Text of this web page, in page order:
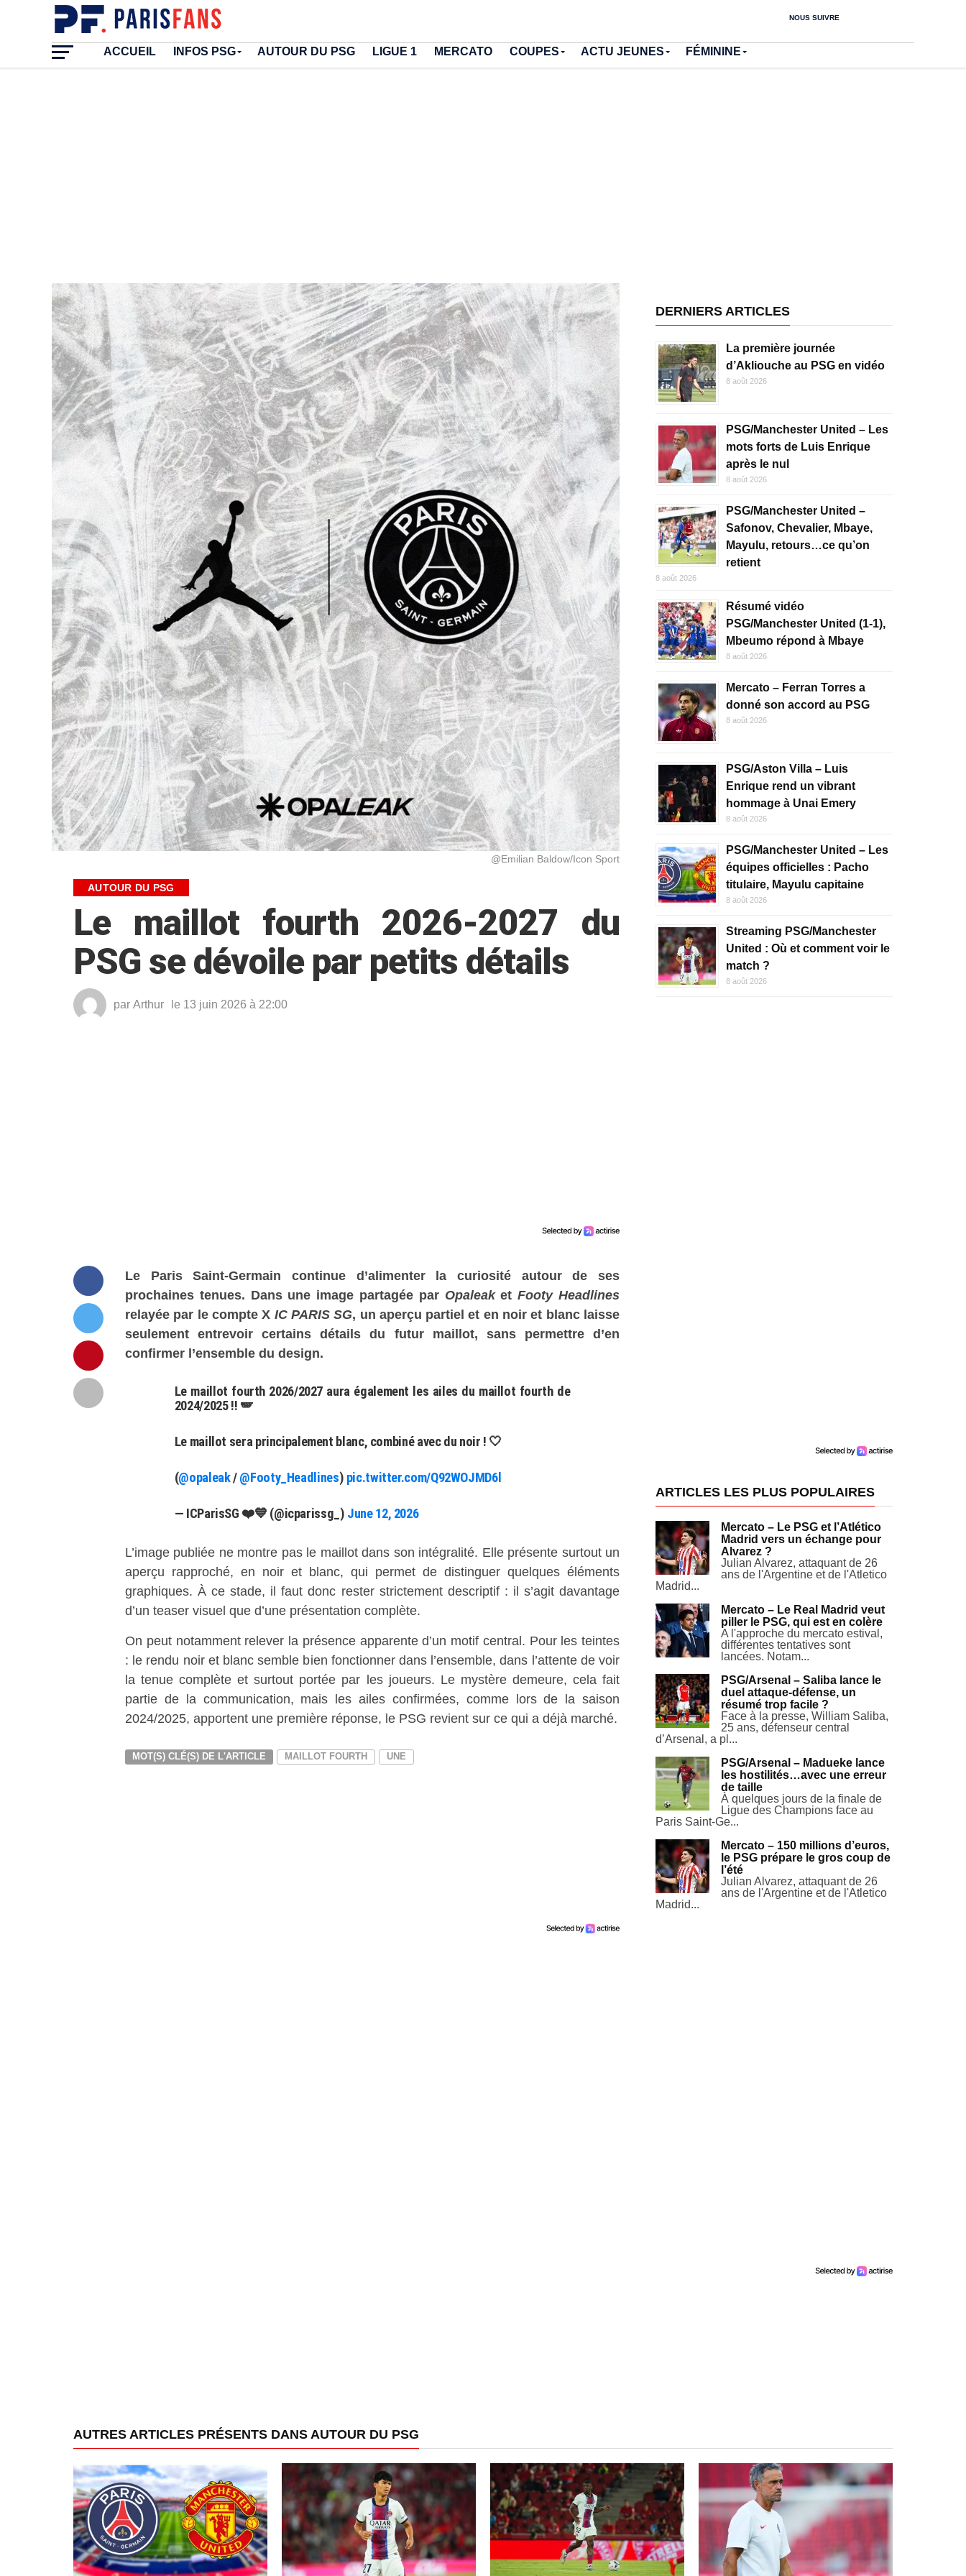
NOUS SUIVRE
ACCUEIL INFOS PSG AUTOUR DU PSG LIGUE 1 MERCATO COUPES ACTU JEUNES FÉMININE
@Emilian Baldow/Icon Sport
AUTOUR DU PSG
Le maillot fourth 2026-2027 du
PSG se dévoile par petits détails
par Arthur le 13 juin 2026 à 22:00
Le Paris Saint-Germain continue d’alimenter la curiosité autour de ses
prochaines tenues. Dans une image partagée par OpaleaketFooty Headlines
relayée par le compte X IC PARIS SG, un aperçu partiel et en noir et blanc laisse
seulement entrevoir certains détails du futur maillot, sans permettre d’en
confirmer l’ensemble du design.
Le maillot fourth 2026/2027 aura également les ailes du maillot fourth de
2024/2025 !! 🪽
Le maillot sera principalement blanc, combiné avec du noir ! 🤍
(@opaleak/@Footy_Headlines) pic.twitter.com/Q92WOJMD6l
— ICParisSG ❤️💙 (@icparissg_) June 12, 2026
L’image publiée ne montre pas le maillot dans son intégralité. Elle présente surtout un
aperçu rapproché, en noir et blanc, qui permet de distinguer quelques éléments
graphiques. À ce stade, il faut donc rester strictement descriptif : il s’agit davantage
d’un teaser visuel que d’une présentation complète.
On peut notamment relever la présence apparente d’un motif central. Pour les teintes
: le rendu noir et blanc semble bien fonctionner dans l’ensemble, dans l’attente de voir
la tenue complète et surtout portée par les joueurs. Le mystère demeure, cela fait
partie de la communication, mais les ailes confirmées, comme lors de la saison
2024/2025, apportent une première réponse, le PSG revient sur ce qui a déjà marché.
MOT(S) CLÉ(S) DE L'ARTICLE MAILLOT FOURTH UNE
DERNIERS ARTICLES
La première journée
d’Akliouche au PSG en vidéo
8 août 2026
PSG/Manchester United – Les
mots forts de Luis Enrique
après le nul
8 août 2026
PSG/Manchester United –
Safonov, Chevalier, Mbaye,
Mayulu, retours…ce qu’on
retient
8 août 2026
Résumé vidéo
PSG/Manchester United (1-1),
Mbeumo répond à Mbaye
8 août 2026
Mercato – Ferran Torres a
donné son accord au PSG
8 août 2026
PSG/Aston Villa – Luis
Enrique rend un vibrant
hommage à Unai Emery
8 août 2026
PSG/Manchester United – Les
équipes officielles : Pacho
titulaire, Mayulu capitaine
8 août 2026
Streaming PSG/Manchester
United : Où et comment voir le
match ?
8 août 2026
ARTICLES LES PLUS POPULAIRES
Mercato – Le PSG et l’Atlético
Madrid vers un échange pour
Alvarez ?
Julian Alvarez, attaquant de 26
ans de l'Argentine et de l'Atletico
Madrid...
Mercato – Le Real Madrid veut
piller le PSG, qui est en colère
A l'approche du mercato estival,
différentes tentatives sont
lancées. Notam...
PSG/Arsenal – Saliba lance le
duel attaque-défense, un
résumé trop facile ?
Face à la presse, William Saliba,
25 ans, défenseur central
d’Arsenal, a pl...
PSG/Arsenal – Madueke lance
les hostilités…avec une erreur
de taille
À quelques jours de la finale de
Ligue des Champions face au
Paris Saint-Ge...
Mercato – 150 millions d’euros,
le PSG prépare le gros coup de
l’été
Julian Alvarez, attaquant de 26
ans de l'Argentine et de l'Atletico
Madrid...
AUTRES ARTICLES PRÉSENTS DANS AUTOUR DU PSG